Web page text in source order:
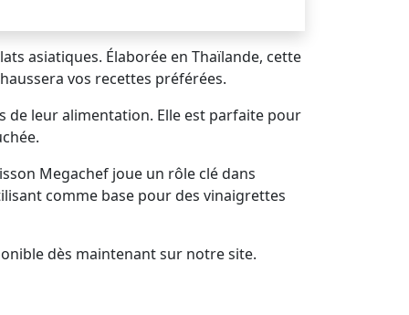
asiatiques. Élaborée en Thaïlande, cette
vos recettes préférées.
de leur alimentation. Elle est parfaite pour
Megachef joue un rôle clé dans
comme base pour des vinaigrettes
dès maintenant sur notre site.